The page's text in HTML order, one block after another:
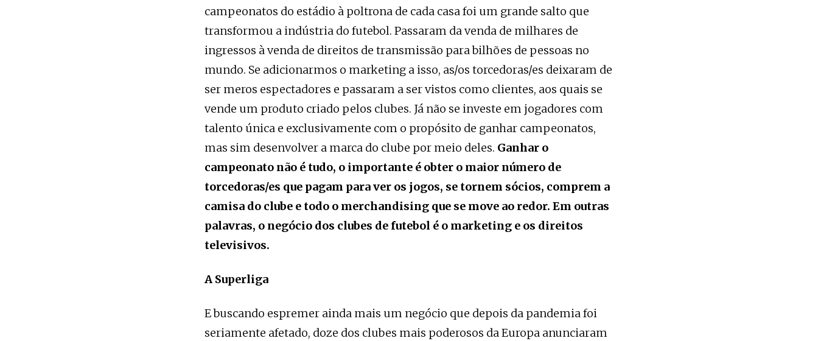
campeonatos do estádio à poltrona de cada casa foi um grande salto que
transformou a indústria do futebol. Passaram da venda de milhares de
ingressos à venda de direitos de transmissão para bilhões de pessoas no
mundo. Se adicionarmos o marketing a isso, as/os torcedoras/es deixaram de
ser meros espectadores e passaram a ser vistos como clientes, aos quais se
vende um produto criado pelos clubes. Já não se investe em jogadores com
talento única e exclusivamente com o propósito de ganhar campeonatos,
mas sim desenvolver a marca do clube por meio deles. Ganhar o
campeonato não é tudo, o importante é obter o maior número de
torcedoras/es que pagam para ver os jogos, se tornem sócios, comprem a
camisa do clube e todo o merchandising que se move ao redor. Em outras
palavras, o negócio dos clubes de futebol é o marketing e os direitos
televisivos.
A Superliga
E buscando espremer ainda mais um negócio que depois da pandemia foi
seriamente afetado, doze dos clubes mais poderosos da Europa anunciaram